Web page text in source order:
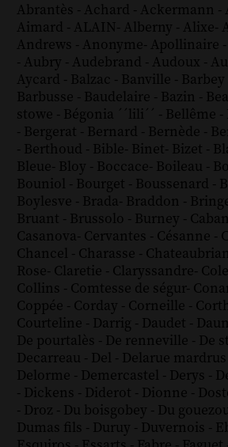
Abrantès - Achard - Ackermann -
Aimard - ALAIN- Alberny - Alixe-
Andrews - Anonyme- Apollinaire -
- Aubry - Audebrand - Audoux -
Aycard - Balzac - Banville -
Barbusse - Baudelaire - Bazin -
stowe - Bégonia ´´lili´´ - Bellême -
- Bergerat - Bernard - Bernède -
- Berthoud - Bible- Binet- Bizet -
Bleue- Bloy - Boccace- Boileau -
Bouniol - Bourget - Boussenard -
Boylesve - Brada- Braddon -
Bruant - Brussolo - Burney -
Casanova- Cervantes - Césanne -
Chancel - Charasse -
Rose- Claretie - Claryssandre-
Collins - Comtesse de ségur-
Coppée - Corday - Corneille -
Courteline - Darrig - Daudet -
De pourtalès - De renneville - De
Decarreau - Del - Delarue mardrus
Delorme - Demercastel - Derys -
- Dickens - Diderot - Dionne -
- Droz - Du boisgobey - Du
Dumas fils - Duruy - Duvernois -